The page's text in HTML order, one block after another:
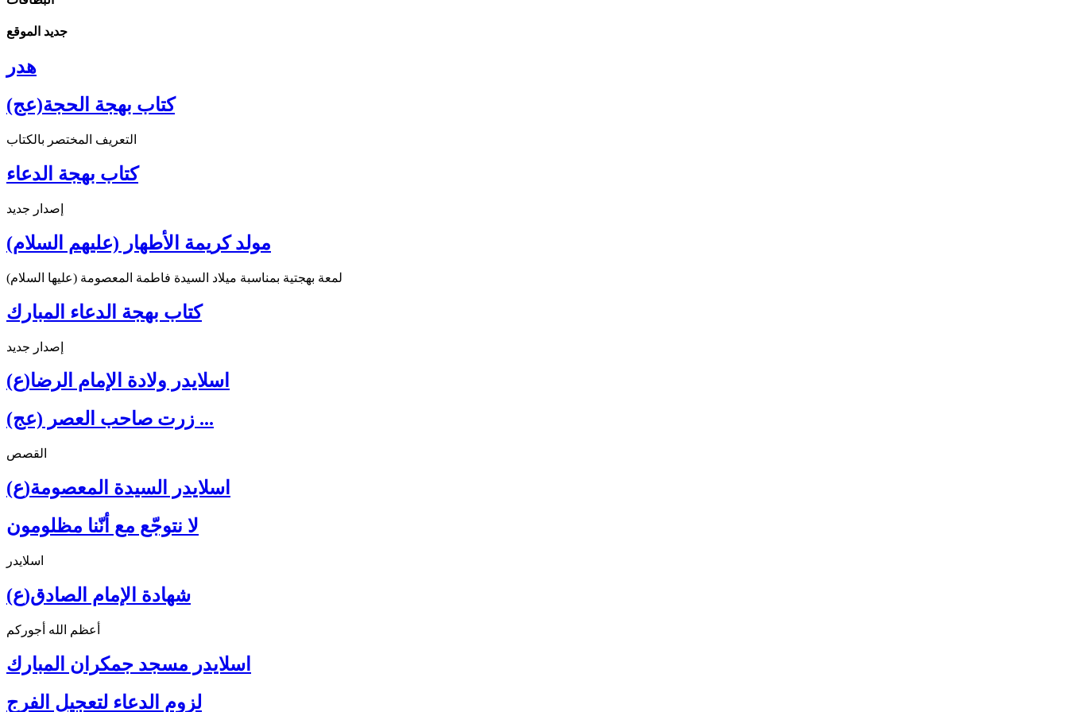
جديد الموقع
هدر
كتاب بهجة الحجة(عج)
التعريف المختصر بالكتاب
كتاب بهجة الدعاء
إصدار جديد
مولد كريمة الأطهار (عليهم السلام)
لمعة بهجتية بمناسبة ميلاد السيدة فاطمة المعصومة (عليها السلام)
كتاب بهجة الدعاء المبارك
إصدار جديد
اسلايدر ولادة الإمام الرضا(ع)
زرت صاحب العصر (عج) ...
القصص
اسلايدر السيدة المعصومة(ع)
لا نتوجّع مع أنّنا مظلومون
اسلايدر
شهادة الإمام الصادق(ع)
أعظم الله أجوركم
اسلايدر مسجد جمكران المبارك
لزوم الدعاء لتعجيل الفرج